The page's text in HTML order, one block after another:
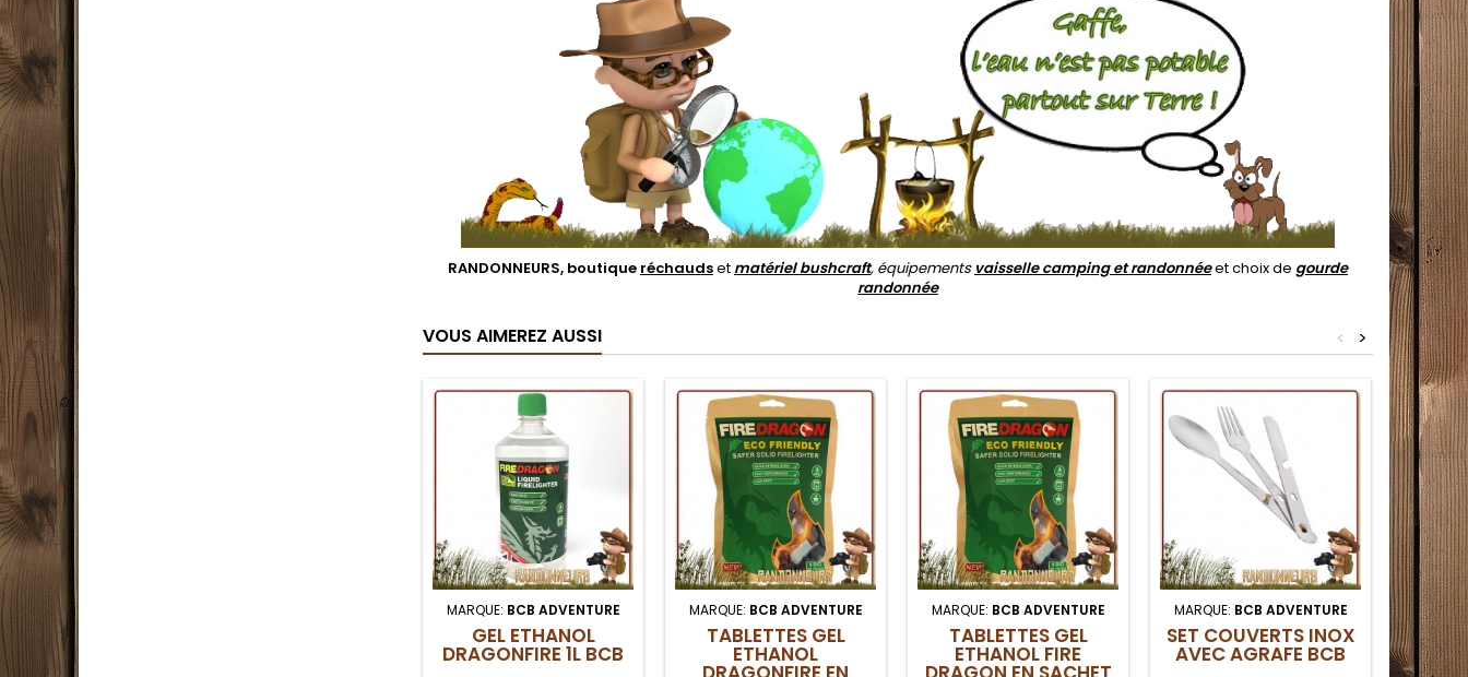
RANDONNEURS, boutique réchaudset matériel bushcraft, équipements vaisselle camping et randonnéeet choix de gourde
randonnée
VOUS AIMEREZ AUSSI >
<
MARQUE: BCB ADVENTURE
GEL ETHANOL
DRAGONFIRE 1L BCB
MARQUE: BCB ADVENTURE
TABLETTES GEL
ETHANOL
MARQUE: BCB ADVENTURE
TABLETTES GEL
ETHANOL FIRE
MARQUE: BCB ADVENTURE
SET COUVERTS INOX
AVEC AGRAFE BCB
SET
KFS